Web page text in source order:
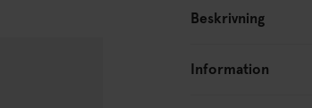
Beskrivning
Information